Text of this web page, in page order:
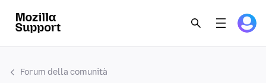
Forum della comunità